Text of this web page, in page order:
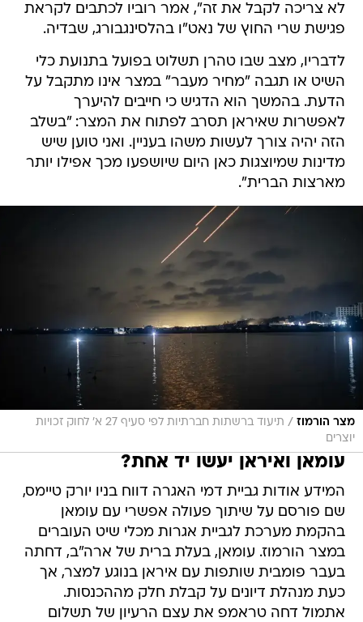
לא צריכה לקבל את זה", אמר רוביו לכתבים לקראת
פגישת שרי החוץ של נאט"ו בהלסינגבורג, שבדיה.
לדבריו, מצב שבו טהרן תשלוט בפועל בתנועת כלי
השיט או תגבה "מחיר מעבר" במצר אינו מתקבל על
הדעת. בהמשך הוא הדגיש כי חייבים להיערך
לאפשרות שאיראן תסרב לפתוח את המצר: "בשלב
הזה יהיה צורך לעשות משהו בעניין. ואני טוען שיש
מדינות שמיוצגות כאן היום שיושפעו מכך אפילו יותר
מארצות הברית".
מצר הורמוז /
תיעוד ברשתות חברתיות לפי סעיף 27 א' לחוק זכויות
יוצרים
עומאן ואיראן יעשו יד אחת?
המידע אודות גביית דמי האגרה דווח בניו יורק טיימס,
שם פורסם על שיתוך פעולה אפשרי עם עומאן
בהקמת מערכת לגביית אגרות מכלי שיט העוברים
במצר הורמוז. עומאן, בעלת ברית של ארה"ב, דחתה
בעבר פומבית שותפות עם איראן בנוגע למצר, אך
כעת מנהלת דיונים על קבלת חלק מההכנסות.
אתמול דחה טראמפ את עצם הרעיון של תשלום